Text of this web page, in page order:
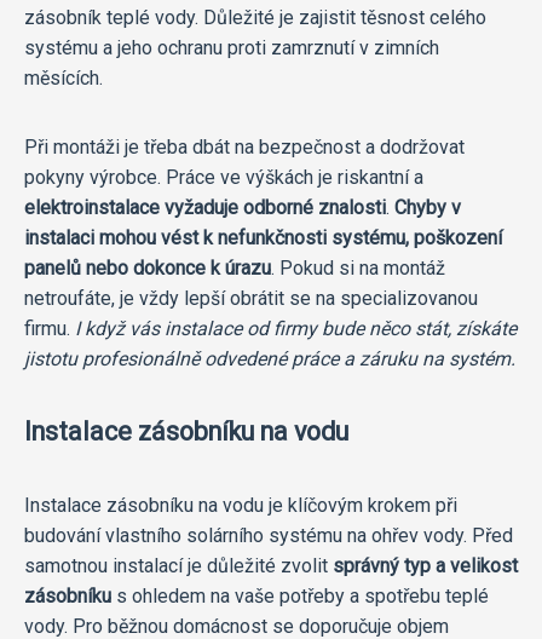
zásobník teplé vody. Důležité je zajistit těsnost celého
systému a jeho ochranu proti zamrznutí v zimních
měsících.
Při montáži je třeba dbát na bezpečnost a dodržovat
pokyny výrobce. Práce ve výškách je riskantní a
elektroinstalace vyžaduje odborné znalosti. Chyby v
instalaci mohou vést k nefunkčnosti systému, poškození
panelů nebo dokonce k úrazu. Pokud si na montáž
netroufáte, je vždy lepší obrátit se na specializovanou
firmu. I když vás instalace od firmy bude něco stát, získáte
jistotu profesionálně odvedené práce a záruku na systém.
Instalace zásobníku na vodu
Instalace zásobníku na vodu je klíčovým krokem při
budování vlastního solárního systému na ohřev vody. Před
samotnou instalací je důležité zvolit správný typ a velikost
zásobníku s ohledem na vaše potřeby a spotřebu teplé
vody. Pro běžnou domácnost se doporučuje objem